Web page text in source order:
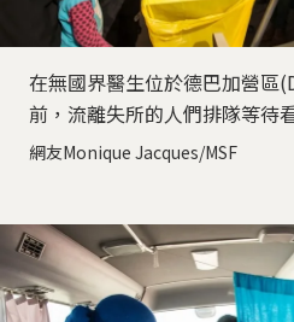
在無國界醫生位於德巴加營區
前，流離失所的人們排隊等待
網友Monique Jacques/MSF